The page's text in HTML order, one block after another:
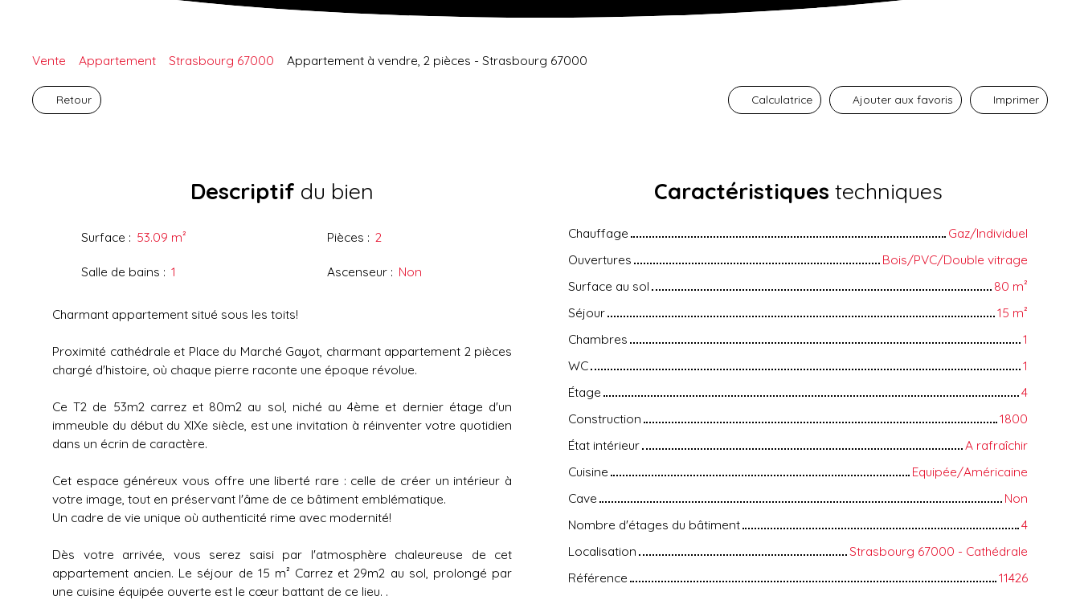
Vente Appartement Strasbourg 67000 Appartement à vendre, 2 pièces - Strasbourg 67000
Retour Calculatrice Ajouter aux favoris Imprimer
Descriptif du bien
Surface : 53.09 m² Pièces : 2
Salle de bains : 1 Ascenseur : Non
Charmant appartement situé sous les toits!
Proximité cathédrale et Place du Marché Gayot, charmant appartement 2 pièces
chargé d'histoire, où chaque pierre raconte une époque révolue.
Ce T2 de 53m2 carrez et 80m2 au sol, niché au 4ème et dernier étage d'un
immeuble du début du XIXe siècle, est une invitation à réinventer votre quotidien
dans un écrin de caractère.
Cet espace généreux vous offre une liberté rare : celle de créer un intérieur à
votre image, tout en préservant l'âme de ce bâtiment emblématique.
Un cadre de vie unique où authenticité rime avec modernité!
Dès votre arrivée, vous serez saisi par l'atmosphère chaleureuse de cet
appartement ancien. Le séjour de 15 m² Carrez et 29m2 au sol, prolongé par
une cuisine équipée ouverte est le cœur battant de ce lieu. .
Caractéristiques techniques
Chauffage
Gaz/Individuel
Ouvertures
Bois/PVC/Double vitrage
Surface au sol
80 m²
Séjour
15 m²
Chambres
1
WC
1
Étage
4
Construction
1800
État intérieur
A rafraîchir
Cuisine
Equipée/Américaine
Cave
Non
Nombre d'étages du bâtiment
4
Localisation
Strasbourg 67000 - Cathédrale
Référence
11426